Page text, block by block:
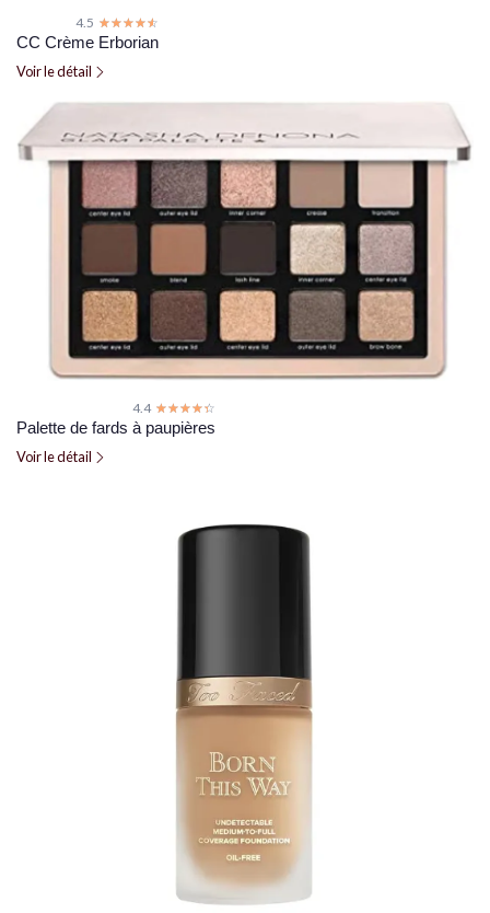
4.5 ☆☆☆☆☆
★★★★★
CC Crème Erborian
Voir le détail
4.4 ☆☆☆☆☆
★★★★★
Palette de fards à paupières
Voir le détail